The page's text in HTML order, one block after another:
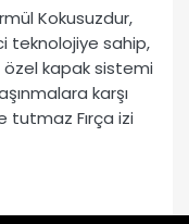
Kokusuzdur,
teknolojiye sahip,
kapak sistemi
karşı
tutmaz Fırça izi